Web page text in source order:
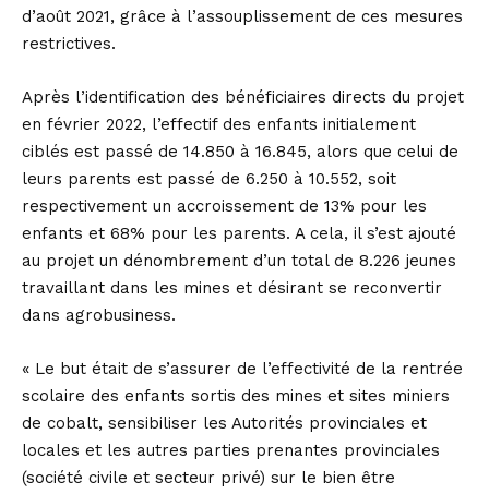
d’août 2021, grâce à l’assouplissement de ces mesures
restrictives.
Après l’identification des bénéficiaires directs du projet
en février 2022, l’effectif des enfants initialement
ciblés est passé de 14.850 à 16.845, alors que celui de
leurs parents est passé de 6.250 à 10.552, soit
respectivement un accroissement de 13% pour les
enfants et 68% pour les parents. A cela, il s’est ajouté
au projet un dénombrement d’un total de 8.226 jeunes
travaillant dans les mines et désirant se reconvertir
dans agrobusiness.
« Le but était de s’assurer de l’effectivité de la rentrée
scolaire des enfants sortis des mines et sites miniers
de cobalt, sensibiliser les Autorités provinciales et
locales et les autres parties prenantes provinciales
(société civile et secteur privé) sur le bien être